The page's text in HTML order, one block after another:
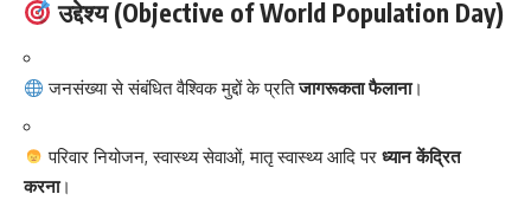
उद्देश्य (Objective of World Population Day)
जनसंख्या से संबंधित वैश्विक मुद्दों के प्रतिजागरूकता फैलाना।
परिवार नियोजन, स्वास्थ्य सेवाओं, मातृ स्वास्थ्य आदि परध्यान केंद्रित
करना।